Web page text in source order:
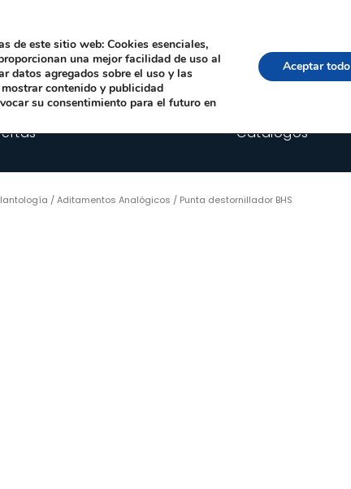
Catálogos
/Aditamentos Analógicos / Punta destornillador BHS
de este sitio web: Cookies esenciales,
una mejor facilidad de uso al
datos agregados sobre el uso y las
contenido y publicidad
su consentimiento para el futuro en
Aceptar todo